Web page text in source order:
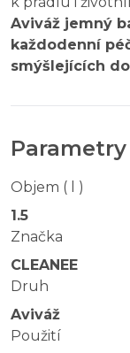
Aviváž jemný
každodenní
smýšlejících
Parametry
Objem ( l )
1.5
Značka
CLEANEE
Druh
Aviváž
Použití